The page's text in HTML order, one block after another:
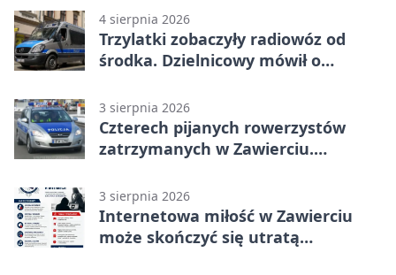
4 sierpnia 2026
Trzylatki zobaczyły radiowóz od
środka. Dzielnicowy mówił o
3 sierpnia 2026
Czterech pijanych rowerzystów
zatrzymanych w Zawierciu.
3 sierpnia 2026
Internetowa miłość w Zawierciu
może skończyć się utratą